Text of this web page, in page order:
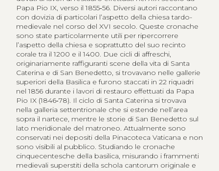
Papa Pio IX, verso il 1855‑56. Diversi autori raccontano
con dovizia di particolari l’aspetto della chiesa tardo-
medievale nel corso del XVI secolo. Queste cronache
sono state particolarmente utili per ripercorrere
l’aspetto della chiesa e soprattutto del suo recinto
corale tra il 1200 e il 1400. Due cicli di affreschi,
originariamente raffiguranti scene della vita di Santa
Caterina e di San Benedetto, si trovavano nelle gallerie
superiori della Basilica e furono staccati in 22 riquadri
nel 1856 durante i lavori di restauro effettuati da Papa
Pio IX (1846‑78). Il ciclo di Santa Caterina si trovava
nella galleria settentrionale che si estende nell’area
sopra il nartece, mentre le storie di San Benedetto sul
lato meridionale del matroneo. Attualmente sono
conservati nei depositi della Pinacoteca Vaticana e non
sono visibili al pubblico. Studiando le cronache
cinquecentesche della basilica, misurando i frammenti
medievali superstiti della schola cantorum originale e